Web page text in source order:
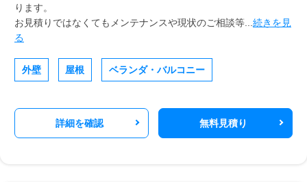
ります。
お見積りではなくてもメンテナンスや現状のご相談等... 続きを見
る
外壁 屋根 ベランダ・バルコニー
詳細を確認 無料見積り